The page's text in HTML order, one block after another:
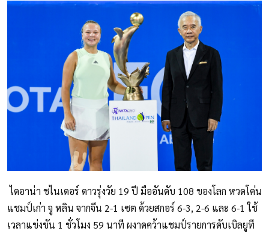
ไดอาน่า ชไนเดอร์ ดาวรุ่งวัย 19 ปี มืออันดับ 108 ของโลก หวดโค่น
แชมป์เก่า จู หลิน จากจีน 2-1 เซต ด้วยสกอร์ 6-3, 2-6 และ 6-1 ใช้
เวลาแข่งขัน 1 ชั่วโมง 59 นาที ผงาดคว้าแชมป์รายการดับเบิลยูที